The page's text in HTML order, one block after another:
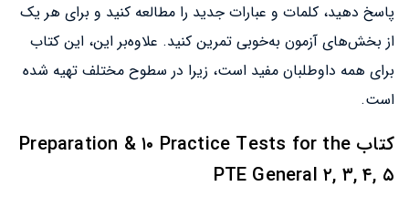
پاسخ دهید، کلمات و عبارات جدید را مطالعه کنید و برای هر یک
از بخش‌های آزمون به‌خوبی تمرین کنید. علاوه‌بر این، این کتاب
برای همه داوطلبان مفید است، زیرا در سطوح مختلف تهیه شده
است.
کتاب Preparation & ۱۰ Practice Tests for the
PTE General ۲, ۳, ۴, ۵